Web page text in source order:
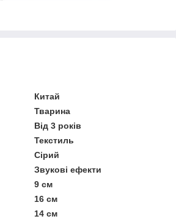
Китай
Тварина
Від 3 років
Текстиль
Сірий
Звукові ефекти
9 см
16 см
14 см